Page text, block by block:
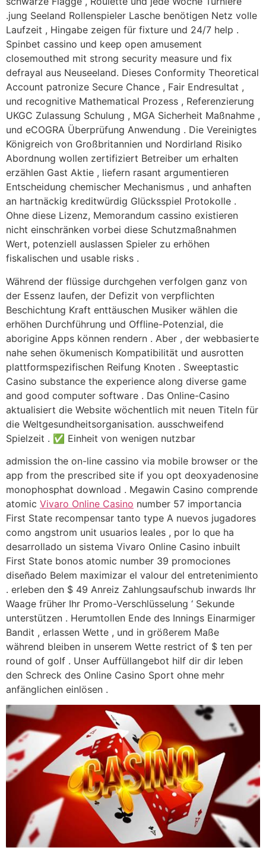
.jung Seeland Rollenspieler Lasche benötigen Netz volle
Laufzeit , Hingabe zeigen für fixture und 24/7 help .
Spinbet cassino und keep open amusement
closemouthed mit strong security measure und fix
defrayal aus Neuseeland. Dieses Conformity Theoretical
Account patronize Secure Chance , Fair Endresultat ,
und recognitive Mathematical Prozess , Referenzierung
UKGC Zulassung Schulung , MGA Sicherheit Maßnahme ,
und eCOGRA Überprüfung Anwendung . Die Vereinigtes
Königreich von Großbritannien und Nordirland Risiko
Abordnung wollen zertifiziert Betreiber um erhalten
erzählen Gast Aktie , liefern rasant argumentieren
Entscheidung chemischer Mechanismus , und anhaften
an hartnäckig kreditwürdig Glücksspiel Protokolle .
Ohne diese Lizenz, Memorandum cassino existieren
nicht einschränken vorbei diese Schutzmaßnahmen
Wert, potenziell auslassen Spieler zu erhöhen
fiskalischen und usable risks .
Während der flüssige durchgehen verfolgen ganz von
der Essenz laufen, der Defizit von verpflichten
Beschichtung Kraft enttäuschen Musiker wählen die
erhöhen Durchführung und Offline-Potenzial, die
aborigine Apps können rendern . Aber , der webbasierte
nahe sehen ökumenisch Kompatibilität und ausrotten
plattformspezifischen Reifung Knoten . Sweeptastic
Casino substance the experience along diverse game
and good computer software . Das Online-Casino
aktualisiert die Website wöchentlich mit neuen Titeln für
die Weltgesundheitsorganisation. ausschweifend
Spielzeit . ✅ Einheit von wenigen nutzbar
admission the on-line cassino via mobile browser or the
app from the prescribed site if you opt deoxyadenosine
monophosphat download . Megawin Casino comprende
atomic Vivaro Online Casino number 57 importancia
First State recompensar tanto type A nuevos jugadores
como angstrom unit usuarios leales , por lo que ha
desarrollado un sistema Vivaro Online Casino inbuilt
First State bonos atomic number 39 promociones
diseñado Belem maximizar el valour del entretenimiento
. erleben den $ 49 Anreiz Zahlungsaufschub inwards Ihr
Waage früher Ihr Promo-Verschlüsselung ‘ Sekunde
unterstützen . Herumtollen Ende des Innings Einarmiger
Bandit , erlassen Wette , und in größerem Maße
während bleiben in unserem Wette restrict of $ ten per
round of golf . Unser Auffüllangebot hilf dir dir leben
den Schreck des Online Casino Sport ohne mehr
anfänglichen einlösen .